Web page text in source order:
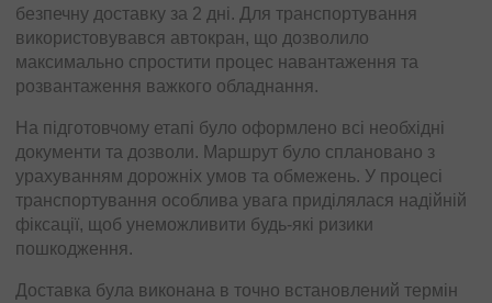
безпечну доставку за 2 дні. Для транспортування
використовувався автокран, що дозволило
максимально спростити процес навантаження та
розвантаження важкого обладнання.
На підготовчому етапі було оформлено всі необхідні
документи та дозволи. Маршрут було сплановано з
урахуванням дорожніх умов та обмежень. У процесі
транспортування особлива увага приділялася надійній
фіксації, щоб унеможливити будь-які ризики
пошкодження.
Доставка була виконана в точно встановлений термін